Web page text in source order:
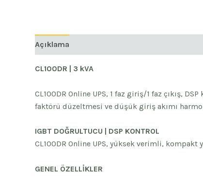
Açıklama
CL100DR | 3 kVA
CL100DR Online UPS, 1 faz giriş/1 faz çıkış,
faktörü düzeltmesi ve düşük giriş akımı
IGBT DOĞRULTUCU | DSP KONTROL
CL100DR Online UPS, yüksek verimli,
GENEL ÖZELLİKLER